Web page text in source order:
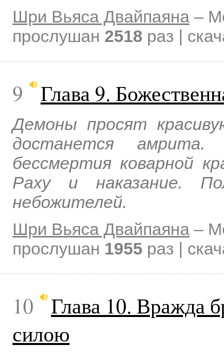
Шри Вьяса Двайпаяна –
прослушан 2518 раз |
9 Глава 9.
Демоны просят
достанется
бессмертия коварной
Раху и наказание.
небожителей.
Шри Вьяса Двайпаяна –
прослушан 1955 раз |
10
Глава 10. Вражда
силою